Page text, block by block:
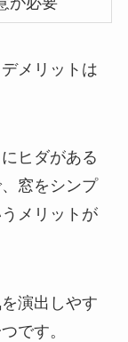
メリットは
ヒダがある
窓をシンプ
メリットが
演出しやす
です。